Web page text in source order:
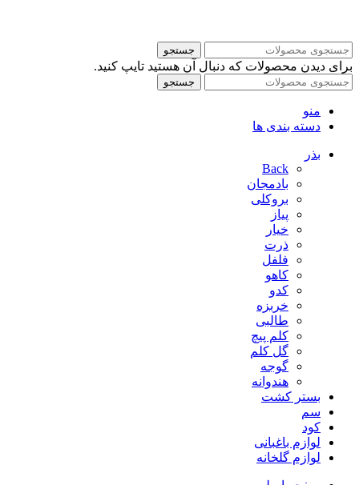
جستجو
برای دیدن محصولات که دنبال آن هستید تایپ کنید.
جستجو
منو
دسته بندی ها
بذر
Back
بادمجان
بروکلی
پیاز
خیار
ذرت
فلفل
کاهو
کدو
خربزه
طالبی
کلم پیچ
گل کلم
گوجه
هندوانه
بستر کشت
سم
کود
لوازم باغبانی
لوازم گلخانه